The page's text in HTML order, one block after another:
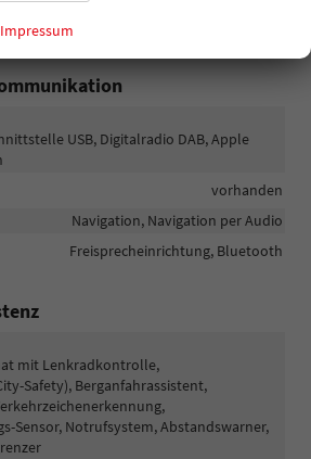
USB, Digitalradio DAB, Apple
vorhanden
Navigation, Navigation per Audio
Freisprecheinrichtung, Bluetooth
mit Lenkradkontrolle,
Safety), Berganfahrassistent,
Sensor, Notrufsystem, Abstandswarner,
Impressum